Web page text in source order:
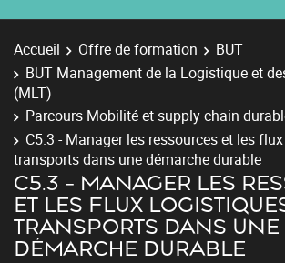
Accueil Offre de formation
BUT
BUT Management de la Logistique et
(MLT)
Parcours Mobilité et supply chain
C5.3 - Manager les ressources et les
transports dans une démarche durable
C5.3 - MANAGER LES
ET LES FLUX
TRANSPORTS DANS UNE
DÉMARCHE DURABLE